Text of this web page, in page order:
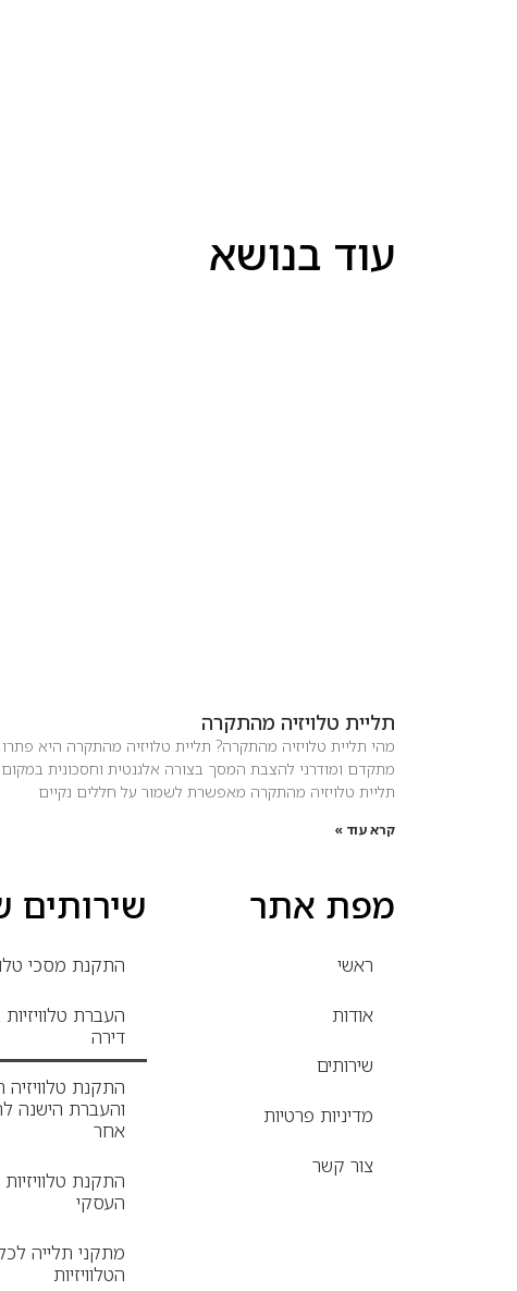
עוד בנושא
תליית טלויזיה מהתקרה
מהי תליית טלויזיה מהתקרה? תליית טלויזיה מהתקרה היא
מתקדם ומודרני להצבת המסך בצורה אלגנטית וחסכונית במקום.
תליית טלויזיה מהתקרה מאפשרת לשמור על חללים נקיים
קרא עוד »
מפת אתר
ראשי
אודות
שירותים
מדיניות פרטיות
צור קשר
שירותים
התקנת מסכי
העברת
דירה
התקנת
והעברת הישנה
אחר
התקנת
העסקי
מתקני תלייה
הטלוויזיות